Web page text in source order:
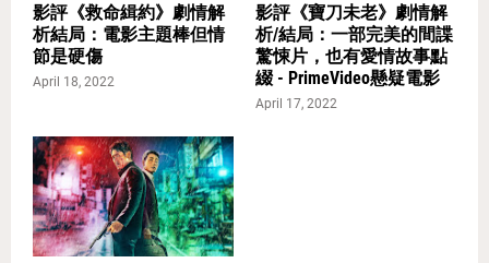
影評《救命緝約》劇情解
析結局：電影主題棒但情
節是硬傷
April 18, 2022
影評《寶刀未老》劇情解
析/結局：一部完美的間諜
驚悚片，也有愛情故事點
綴 - PrimeVideo懸疑電影
April 17, 2022